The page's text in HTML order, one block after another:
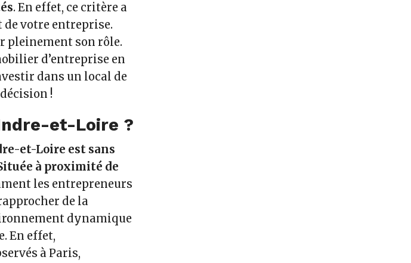
. En effet, ce critère a
votre entreprise.
pleinement son rôle.
d’entreprise en
dans un local de
!
et-Loire ?
et-Loire est sans
à proximité de
les entrepreneurs
de la
dynamique
En effet,
à Paris,